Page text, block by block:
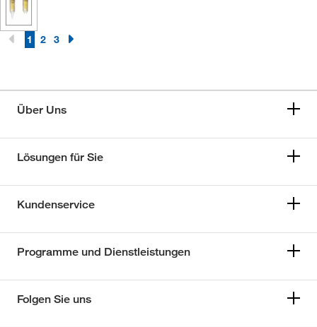
1 2 3
Über Uns
Lösungen für Sie
Kundenservice
Programme und Dienstleistungen
Folgen Sie uns